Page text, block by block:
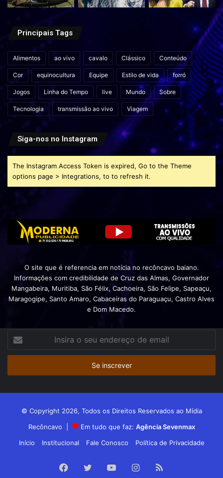
Principais Tags
Alimentos ao vivo cavalo Clássico Conteúdo
Cor equinocultura Equipe Estilo de vida forró
Jogos Linha do Tempo live Mundo Sobre
Tecnologia transmissão ao vivo Viagem
Siga-nos no Instagram
The Instagram Access Token is expired, Go to the Theme
options page > Integrations, to to refresh it.
O site que é referencia em notícia no recôncavo baiano.
Informações com credibilidade de Cruz das Almas, Governador
Mangabeira, Muritiba, São Félix, Cachoeira, São Felipe, Sapeaçu,
Maragogipe, Santo Amaro, Cabaceiras do Paraguaçu, Castro Alves
e Dom Macedo.
seu
de
© Copyright 2026, Todos os Direitos Reservados ao Mídia
Recôncavo |
Em tudo que faz: Agência Sevenmax
Início
Institucional Fale Conosco Política de Privacidade
Facebook
TwitterYouTubeInstagram
RSS